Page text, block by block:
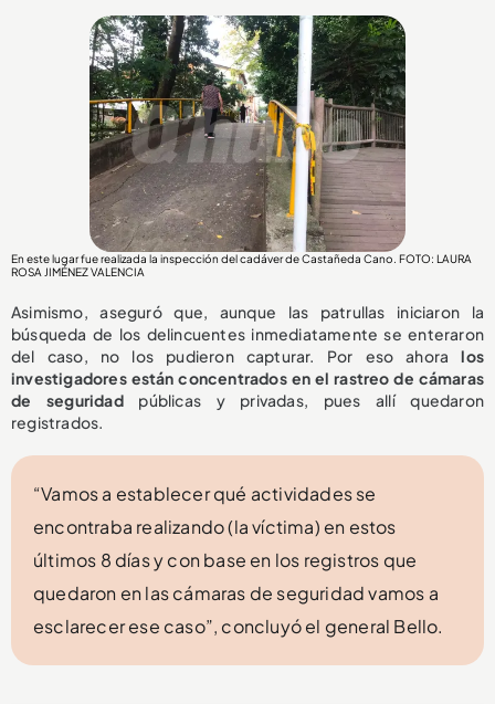
En este lugar fue realizada la inspección del cadáver de Castañeda Cano. FOTO: LAURA
ROSA JIMÉNEZ VALENCIA
Asimismo, aseguró que, aunque las patrullas iniciaron la
búsqueda de los delincuentes inmediatamente se enteraron
del caso, no los pudieron capturar. Por eso ahoralos
investigadores están concentrados en el rastreo de cámaras
de seguridad públicas y privadas, pues allí quedaron
registrados.
“Vamos a establecer qué actividades se
encontraba realizando (la víctima) en estos
últimos 8 días y con base en los registros que
quedaron en las cámaras de seguridad vamos a
esclarecer ese caso”, concluyó el general Bello.